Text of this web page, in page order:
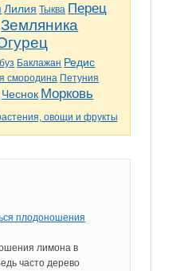
Лилия Тыква Перец
Земляника
Баклажан Редис
смородина Петуния
Чеснок Морковь
овощи и фрукты
плодоношения
лимона в
часто дерево